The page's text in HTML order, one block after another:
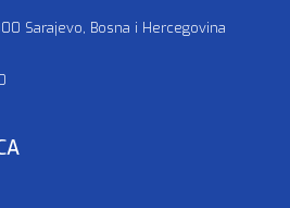
Sarajevo, Bosna i Hercegovina